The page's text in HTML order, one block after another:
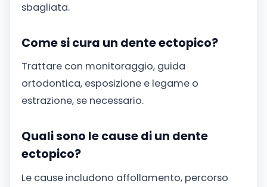
sbagliata.
Come si cura un dente ectopico?
Trattare con monitoraggio, guida
ortodontica, esposizione e legame o
estrazione, se necessario.
Quali sono le cause di un dente
ectopico?
Le cause includono affollamento, percorso